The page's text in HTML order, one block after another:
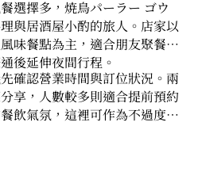
選擇多，焼鳥パーラー ゴウ
與居酒屋小酌的旅人。店家以
味餐點為主，適合朋友聚餐、
後延伸夜間行程。
確認營業時間與訂位狀況。兩
享，人數較多則適合提前預約
飲氣氛，這裡可作為不過度正
。